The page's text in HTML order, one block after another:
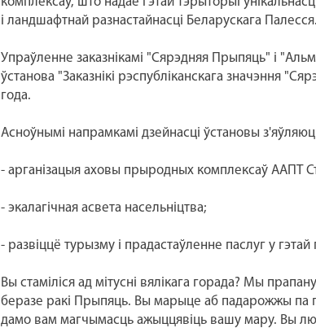
і ландшафтнай разнастайнасці Беларускага Палесся.
Упраўленне заказнікамі "Сярэдняя Прыпяць" і
ўстанова "Заказнікі рэспубліканскага значэння
года.
Асноўнымі напрамкамі дзейнасці ўстановы
- арганізацыя аховы прыродных комплексаў ААПТ
- экалагічная асвета насельніцтва;
- развіццё турызму і прадастаўленне паслуг у гэтай
Вы стаміліся ад мітусні вялікага горада? Мы
беразе ракі Прыпяць. Вы марыце аб падарожжы
дамо вам магчымасць ажыццявіць вашу мару. Вы